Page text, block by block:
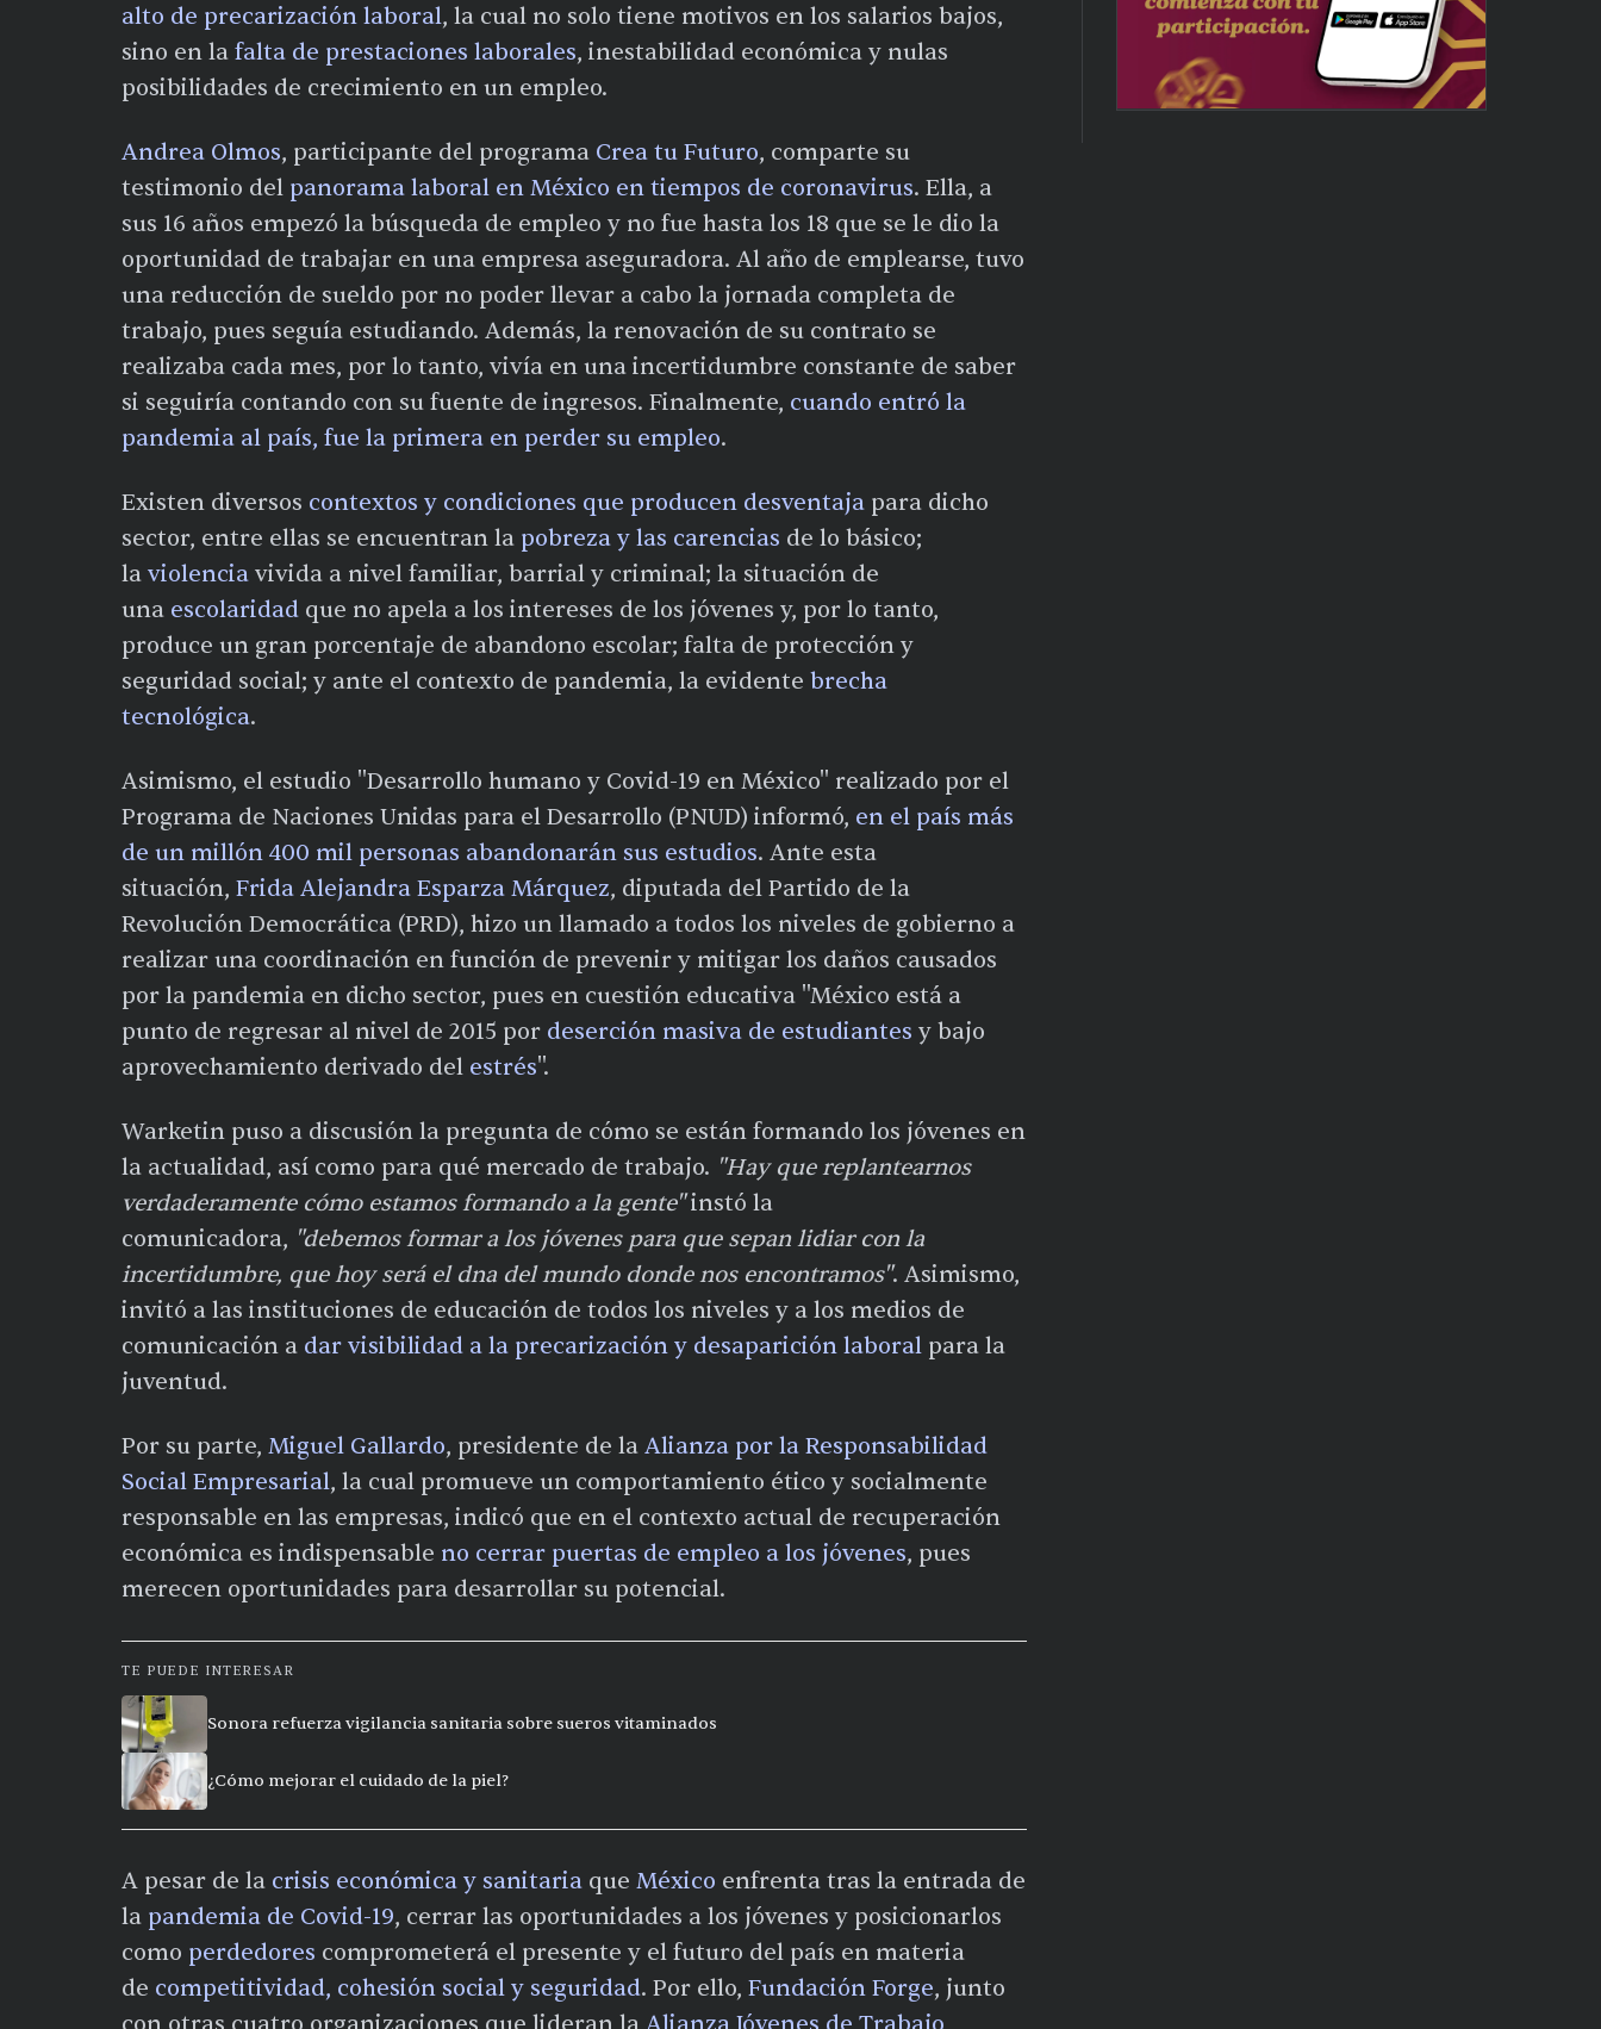
alto de precarización laboral, la cual no solo tiene motivos en los salarios bajos,
sino en la falta de prestaciones laborales, inestabilidad económica y nulas
posibilidades de crecimiento en un empleo.
Andrea Olmos, participante del programa Crea tu Futuro, comparte su
testimonio del panorama laboral en México en tiempos de coronavirus. Ella, a
sus 16 años empezó la búsqueda de empleo y no fue hasta los 18 que se le dio la
oportunidad de trabajar en una empresa aseguradora. Al año de emplearse, tuvo
una reducción de sueldo por no poder llevar a cabo la jornada completa de
trabajo, pues seguía estudiando. Además, la renovación de su contrato se
realizaba cada mes, por lo tanto, vivía en una incertidumbre constante de saber
si seguiría contando con su fuente de ingresos. Finalmente, cuando entró la
pandemia al país, fue la primera en perder su empleo.
Existen diversos contextos y condiciones que producen desventaja para dicho
sector, entre ellas se encuentran la pobreza y las carencias de lo básico;
la violencia vivida a nivel familiar, barrial y criminal; la situación de
una escolaridad que no apela a los intereses de los jóvenes y, por lo tanto,
produce un gran porcentaje de abandono escolar; falta de protección y
seguridad social; y ante el contexto de pandemia, la evidente brecha
tecnológica.
Asimismo, el estudio "Desarrollo humano y Covid-19 en México" realizado por el
Programa de Naciones Unidas para el Desarrollo (PNUD) informó, en el país más
de un millón 400 mil personas abandonarán sus estudios. Ante esta
situación, Frida Alejandra Esparza Márquez, diputada del Partido de la
Revolución Democrática (PRD), hizo un llamado a todos los niveles de gobierno a
realizar una coordinación en función de prevenir y mitigar los daños causados
por la pandemia en dicho sector, pues en cuestión educativa "México está a
punto de regresar al nivel de 2015 por deserción masiva de estudiantes y bajo
aprovechamiento derivado del estrés".
Warketin puso a discusión la pregunta de cómo se están formando los jóvenes en
la actualidad, así como para qué mercado de trabajo. "Hay que replantearnos
verdaderamente cómo estamos formando a la gente"instó la
comunicadora, "debemos formar a los jóvenes para que sepan lidiar con la
incertidumbre, que hoy será el dna del mundo donde nos encontramos". Asimismo,
invitó a las instituciones de educación de todos los niveles y a los medios de
comunicación a dar visibilidad a la precarización y desaparición laboral para la
juventud.
Por su parte, Miguel Gallardo, presidente de la Alianza por la Responsabilidad
Social Empresarial, la cual promueve un comportamiento ético y socialmente
responsable en las empresas, indicó que en el contexto actual de recuperación
económica es indispensable no cerrar puertas de empleo a los jóvenes, pues
merecen oportunidades para desarrollar su potencial.
TE PUEDE INTERESAR
Sonora refuerza vigilancia sanitaria sobre sueros vitaminados
¿Cómo mejorar el cuidado de la piel?
A pesar de la crisis económica y sanitaria que México enfrenta tras la entrada de
la pandemia de Covid-19, cerrar las oportunidades a los jóvenes y posicionarlos
como perdedores comprometerá el presente y el futuro del país en materia
de competitividad, cohesión social y seguridad. Por ello, Fundación Forge, junto